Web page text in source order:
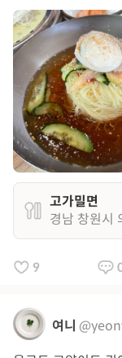
고가밀면
경남 창원시
9
여니